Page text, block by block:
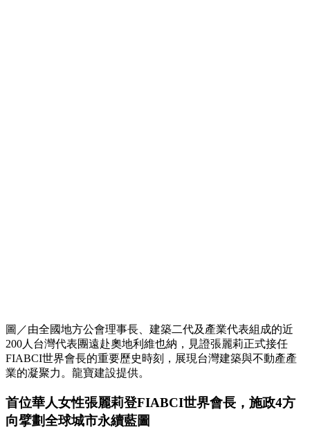
圖／由全國地方公會理事長、建築二代及產業代表組成的近
200人台灣代表團遠赴奧地利維也納，見證張麗莉正式接任
FIABCI世界會長的重要歷史時刻，展現台灣建築與不動產產
業的凝聚力。龍寶建設提供。
首位華人女性張麗莉登FIABCI世界會長，施政4方
向擘劃全球城市永續藍圖